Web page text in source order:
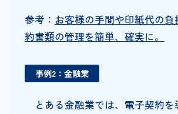
参考： お客様の手間や印紙代の
約書類の管理を簡単、確実に。
事例2：金融業
とある金融業では、電子契約を